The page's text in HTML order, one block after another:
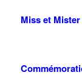
Miss et